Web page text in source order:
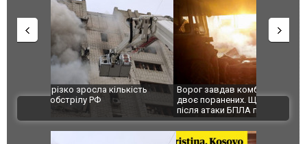
Ворог завдав комбінованого удару по Сумах,
двоє поранених. Ще десятеро постраждали
після атаки БПЛА по ринку на Сумщині. ФОТО
За 2000
склад
ВІДЕО